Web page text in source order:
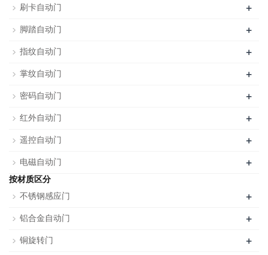
刷卡自动门
+
脚踏自动门 +
指纹自动门 +
掌纹自动门 +
密码自动门 +
红外自动门 +
遥控自动门 +
电磁自动门 +
按材质区分
不锈钢感应门
+
铝合金自动门 +
铜旋转门 +